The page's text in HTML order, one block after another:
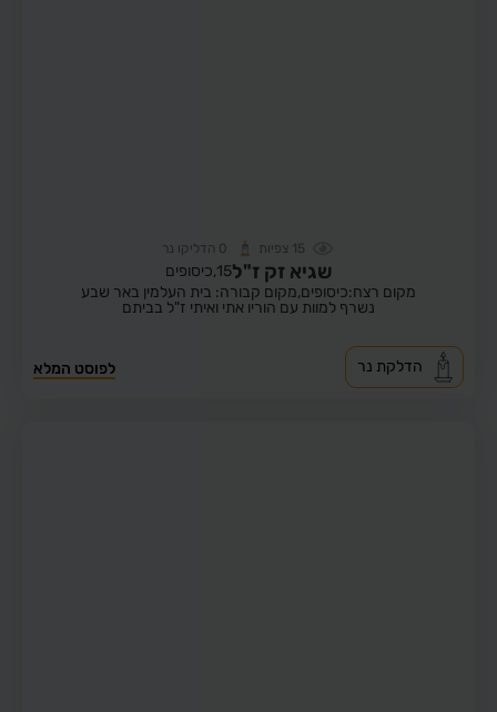
15 צפיות 0 הדליקו נר
שגיא זק ז"ל15, כיסופים
מקום רצח:כיסופים,מקום קבורה: בית העלמין באר שבע
נשרף למוות עם הוריו אתי ואיתי ז"ל בביתם
לפוסט המלא הדלקת נר